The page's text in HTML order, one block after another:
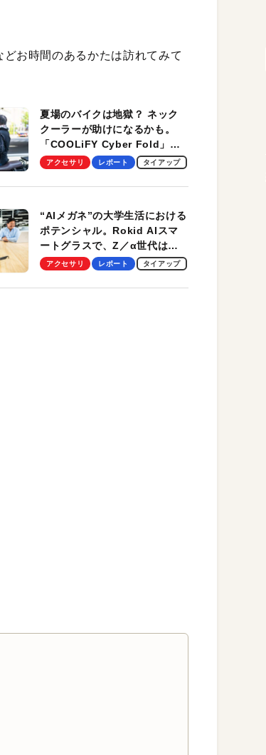
お時間のあるかたは訪れてみて
夏場のバイクは地獄？ ネック
クーラーが助けになるかも。
「COOLiFY Cyber Fold」レ
ビュー。冷却の速さ、密着する
性がグッド！
アクセサリ レポート タイアップ
“AIメガネ”の大学生活における
ポテンシャル。Rokid AIスマ
ートグラスで、Z／α世代は何
を見る？ 現役学生起業家、そ
【PR】
アクセサリ レポート タイアップ